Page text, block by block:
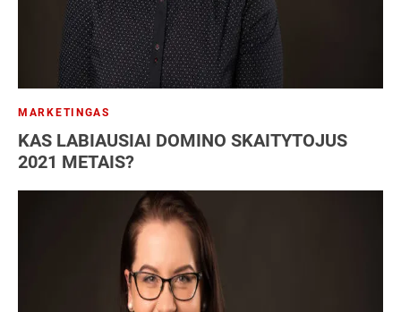
MARKETINGAS
KAS LABIAUSIAI DOMINO SKAITYTOJUS
2021 METAIS?